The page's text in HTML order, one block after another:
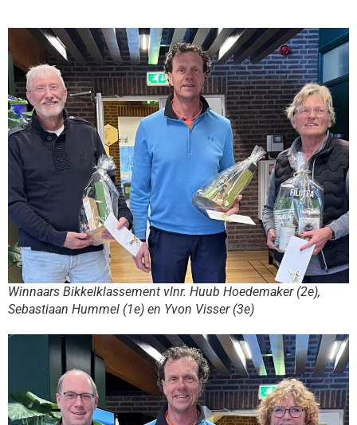
Winnaars Bikkelklassement vlnr. Huub Hoedemaker (2e),
Sebastiaan Hummel (1e) en Yvon Visser (3e)